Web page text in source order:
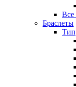
Все
Браслеты
Тип